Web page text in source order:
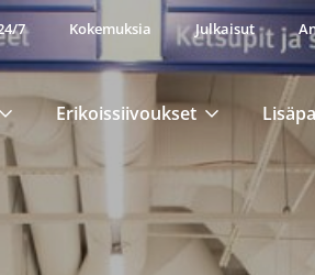
7 Kokemuksia Julkaisut
Erikoissiivoukset